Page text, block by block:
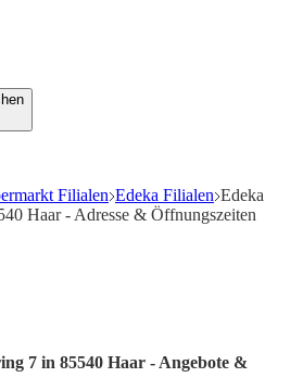
Filialen Edeka Filialen Edeka
Haar - Adresse & Öffnungszeiten
7 in 85540 Haar - Angebote &